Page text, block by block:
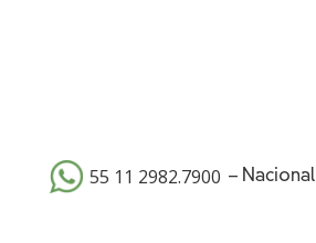
55 11 2982.7900 – Nacional